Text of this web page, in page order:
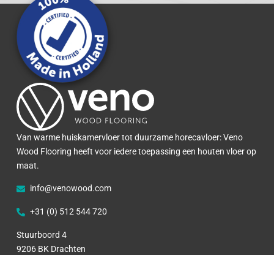
Van warme huiskamervloer tot duurzame horecavloer: Veno
Wood Flooring heeft voor iedere toepassing een houten vloer op
maat.
info@venowood.com
+31 (0) 512 544 720
Stuurboord 4
9206 BK Drachten